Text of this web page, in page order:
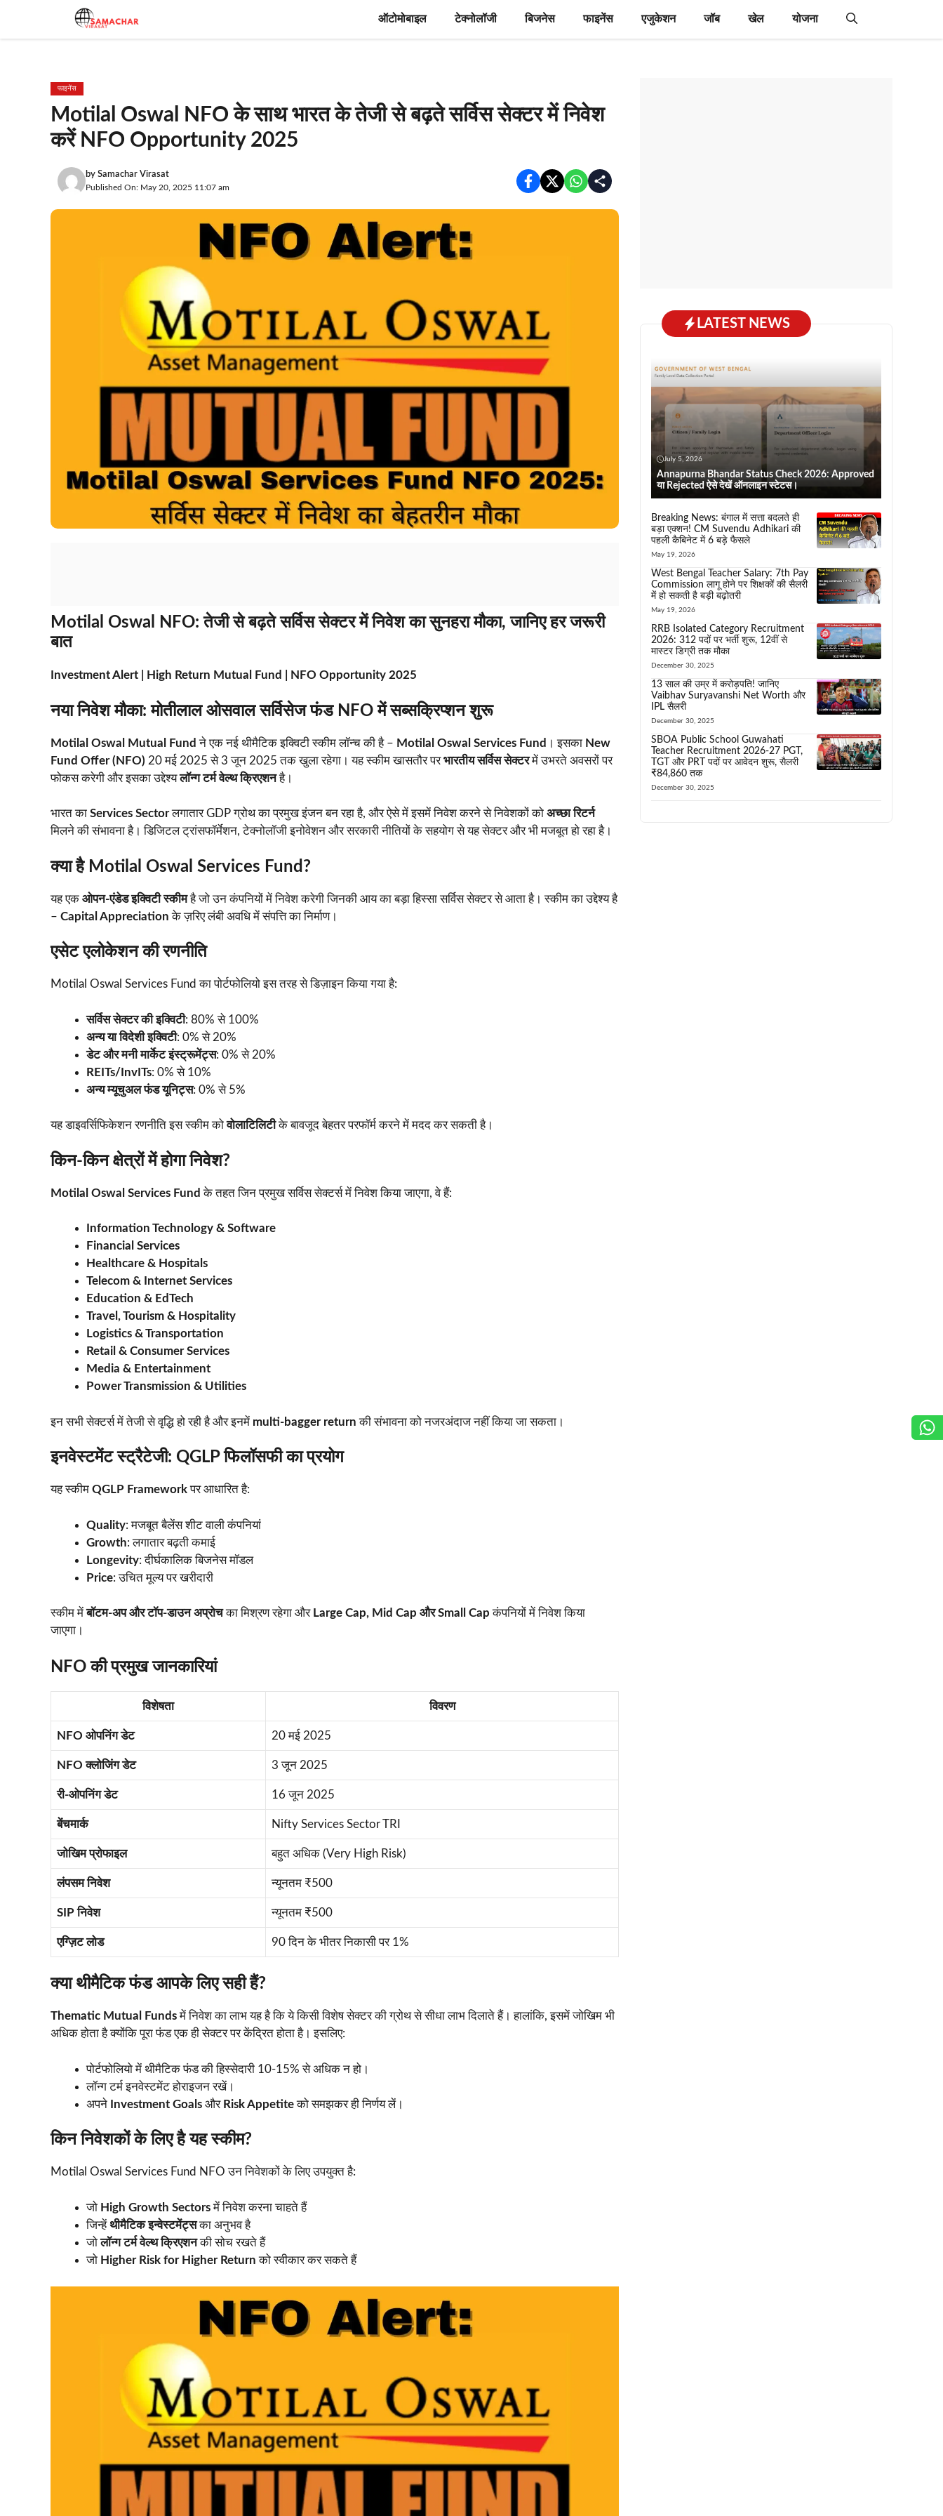
content
ऑटोमोबाइल टेक्नोलॉजी बिजनेस फाइनेंस एजुकेशन जॉब खेल योजना
फाइनेंस
Motilal Oswal NFO के साथ भारत के तेजी से बढ़ते सर्विस सेक्टर में निवेश
करें NFO Opportunity 2025
by Samachar Virasat
Published On: May 20, 2025 11:07 am
Motilal Oswal NFO: तेजी से बढ़ते सर्विस सेक्टर में निवेश का सुनहरा मौका, जानिए हर जरूरी
बात
Investment Alert | High Return Mutual Fund | NFO Opportunity 2025
नया निवेश मौका: मोतीलाल ओसवाल सर्विसेज फंड NFO में सब्सक्रिप्शन शुरू
Motilal Oswal Mutual Fund ने एक नई थीमैटिक इक्विटी स्कीम लॉन्च की है – Motilal Oswal Services Fund । इसका New
Fund Offer (NFO) 20 मई 2025 से 3 जून 2025 तक खुला रहेगा। यह स्कीम खासतौर परभारतीय सर्विस सेक्टरमें उभरते अवसरों पर
फोकस करेगी और इसका उद्देश्यलॉन्ग टर्म वेल्थ क्रिएशनहै।
भारत का Services Sectorलगातार GDP ग्रोथ का प्रमुख इंजन बन रहा है, और ऐसे में इसमें निवेश करने से निवेशकों को अच्छा रिटर्न
मिलने की संभावना है। डिजिटल ट्रांसफॉर्मेशन, टेक्नोलॉजी इनोवेशन और सरकारी नीतियों के सहयोग से यह सेक्टर और भी मजबूत हो रहा है।
क्या है Motilal Oswal Services Fund?
यह एक ओपन-एंडेड इक्विटी स्कीमहै जो उन कंपनियों में निवेश करेगी जिनकी आय का बड़ा हिस्सा सर्विस सेक्टर से आता है। स्कीम का उद्देश्य है
– Capital Appreciation के ज़रिए लंबी अवधि में संपत्ति का निर्माण।
एसेट एलोकेशन की रणनीति
Motilal Oswal Services Fund का पोर्टफोलियो इस तरह से डिज़ाइन किया गया है:
सर्विस सेक्टर की इक्विटी: 80% से 100%
अन्य या विदेशी इक्विटी: 0% से 20%
डेट और मनी मार्केट इंस्ट्रूमेंट्स: 0% से 20%
REITs/InvITs: 0% से 10%
अन्य म्यूचुअल फंड यूनिट्स: 0% से 5%
यह डाइवर्सिफिकेशन रणनीति इस स्कीम कोवोलाटिलिटीके बावजूद बेहतर परफॉर्म करने में मदद कर सकती है।
किन-किन क्षेत्रों में होगा निवेश?
Motilal Oswal Services Fund के तहत जिन प्रमुख सर्विस सेक्टर्स में निवेश किया जाएगा, वे हैं:
Information Technology & Software
Financial Services
Healthcare & Hospitals
Telecom & Internet Services
Education & EdTech
Travel, Tourism & Hospitality
Logistics & Transportation
Retail & Consumer Services
Media & Entertainment
Power Transmission & Utilities
इन सभी सेक्टर्स में तेजी से वृद्धि हो रही है और इनमें multi-bagger return की संभावना को नजरअंदाज नहीं किया जा सकता।
इनवेस्टमेंट स्ट्रैटेजी: QGLP फिलॉसफी का प्रयोग
यह स्कीम QGLP Frameworkपर आधारित है:
Quality: मजबूत बैलेंस शीट वाली कंपनियां
Growth: लगातार बढ़ती कमाई
Longevity: दीर्घकालिक बिजनेस मॉडल
Price: उचित मूल्य पर खरीदारी
स्कीम मेंबॉटम-अप और टॉप-डाउन अप्रोचका मिश्रण रहेगा और Large Cap, Mid Cap और Small Cap कंपनियों में निवेश किया
जाएगा।
NFO की प्रमुख जानकारियां
विशेषता विवरण
NFO ओपनिंग डेट 20 मई 2025
NFO क्लोजिंग डेट 3 जून 2025
री-ओपनिंग डेट 16 जून 2025
बेंचमार्क Nifty Services Sector TRI
जोखिम प्रोफाइल बहुत अधिक (Very High Risk)
लंपसम निवेश न्यूनतम ₹500
SIP निवेश न्यूनतम ₹500
एग्ज़िट लोड 90 दिन के भीतर निकासी पर 1%
क्या थीमैटिक फंड आपके लिए सही हैं?
Thematic Mutual Fundsमें निवेश का लाभ यह है कि ये किसी विशेष सेक्टर की ग्रोथ से सीधा लाभ दिलाते हैं। हालांकि, इसमें जोखिम भी
अधिक होता है क्योंकि पूरा फंड एक ही सेक्टर पर केंद्रित होता है। इसलिए:
पोर्टफोलियो में थीमैटिक फंड की हिस्सेदारी 10-15% से अधिक न हो।
लॉन्ग टर्म इनवेस्टमेंट होराइजन रखें।
अपने Investment Goals और Risk Appetiteको समझकर ही निर्णय लें।
किन निवेशकों के लिए है यह स्कीम?
Motilal Oswal Services Fund NFO उन निवेशकों के लिए उपयुक्त है:
जो High Growth Sectorsमें निवेश करना चाहते हैं
जिन्हेंथीमैटिक इन्वेस्टमेंट्सका अनुभव है
जोलॉन्ग टर्म वेल्थ क्रिएशनकी सोच रखते हैं
जो Higher Risk for Higher Return को स्वीकार कर सकते हैं
LATEST NEWS
July 5, 2026
Annapurna Bhandar Status Check 2026: Approved
या Rejected ऐसे देखें ऑनलाइन स्टेटस।
Breaking News: बंगाल में सत्ता बदलते ही
बड़ा एक्शन! CM Suvendu Adhikari की
पहली कैबिनेट में 6 बड़े फैसले
May 19, 2026
West Bengal Teacher Salary: 7th Pay
Commission लागू होने पर शिक्षकों की सैलरी
में हो सकती है बड़ी बढ़ोतरी
May 19, 2026
RRB Isolated Category Recruitment
2026: 312 पदों पर भर्ती शुरू, 12वीं से
मास्टर डिग्री तक मौका
December 30, 2025
13 साल की उम्र में करोड़पति! जानिए
Vaibhav Suryavanshi Net Worth और
IPL सैलरी
December 30, 2025
SBOA Public School Guwahati
Teacher Recruitment 2026-27 PGT,
TGT और PRT पदों पर आवेदन शुरू, सैलरी
₹84,860 तक
December 30, 2025